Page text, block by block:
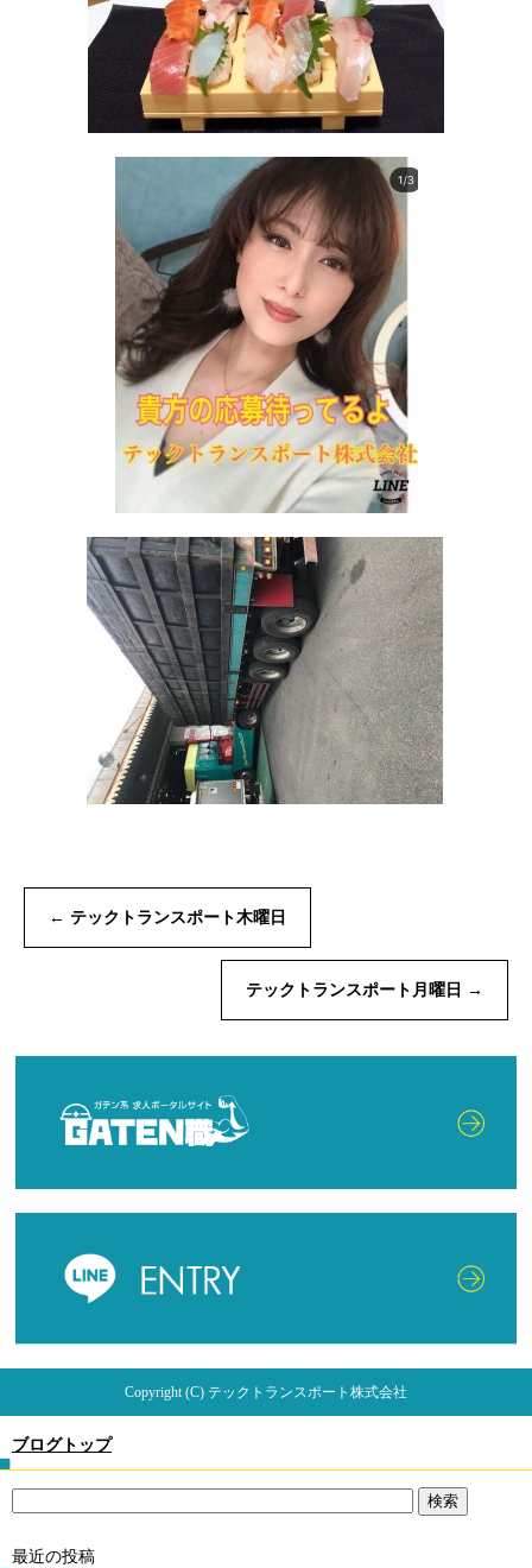
← テックトランスポート木曜日
テックトランスポート月曜日 →
Copyright (C) テックトランスポート株式会社
ブログトップ
最近の投稿